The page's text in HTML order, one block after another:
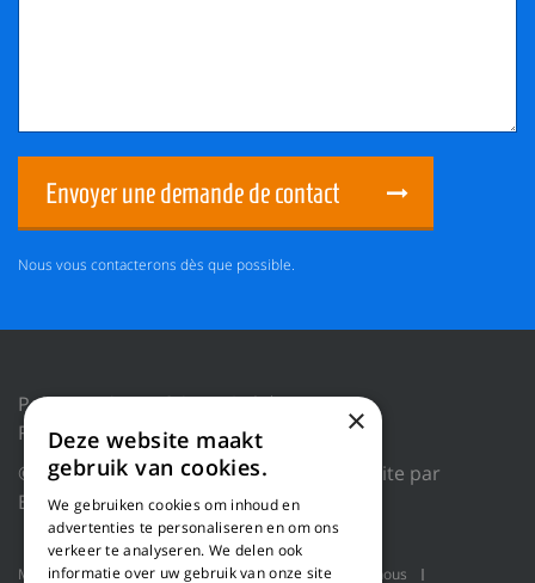
Envoyer une demande de contact
Nous vous contacterons dès que possible.
Politique de confidentialité
Réinitialiser les cookies
© 2018 WILLEMS BALING EQUIPMENT |
Site par
Blue Dragon Digital Technology.
Machines Applications produit Qui sommes-nous
×
Deze website maakt
gebruik van cookies.
We gebruiken cookies om inhoud en
advertenties te personaliseren en om ons
verkeer te analyseren. We delen ook
informatie over uw gebruik van onze site